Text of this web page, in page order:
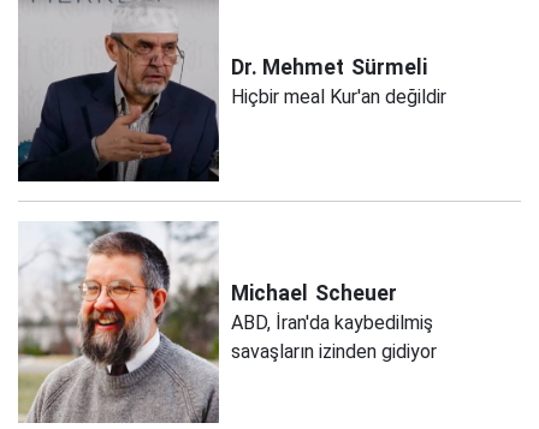
Dr. Mehmet Sürmeli
Hiçbir meal Kur'an değildir
Michael Scheuer
ABD, İran'da kaybedilmiş
savaşların izinden gidiyor